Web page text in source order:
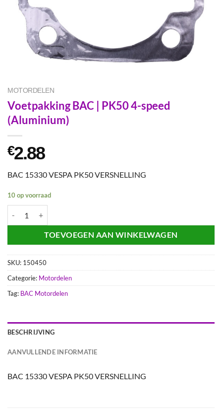
MOTORDELEN
Voetpakking BAC | PK50 4-speed
(Aluminium)
€2.88
BAC 15330 VESPA PK50 VERSNELLING
10 op voorraad
TOEVOEGEN AAN WINKELWAGEN
SKU: 150450
Categorie: Motordelen
Tag: BAC Motordelen
BESCHRIJVING
AANVULLENDE INFORMATIE
BAC 15330 VESPA PK50 VERSNELLING